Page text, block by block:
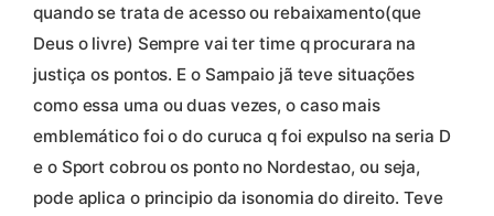
quando se trata de acesso ou rebaixamento(que
Deus o livre) Sempre vai ter time q procurara na
justiça os pontos. E o Sampaio jã teve situações
como essa uma ou duas vezes, o caso mais
emblemático foi o do curuca q foi expulso na seria D
e o Sport cobrou os ponto no Nordestao, ou seja,
pode aplica o principio da isonomia do direito. Teve